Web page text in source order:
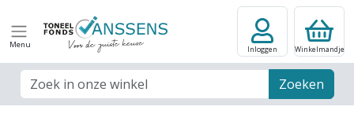
Menu
Zoek veld Zoeken
Inloggen Winkelmandje